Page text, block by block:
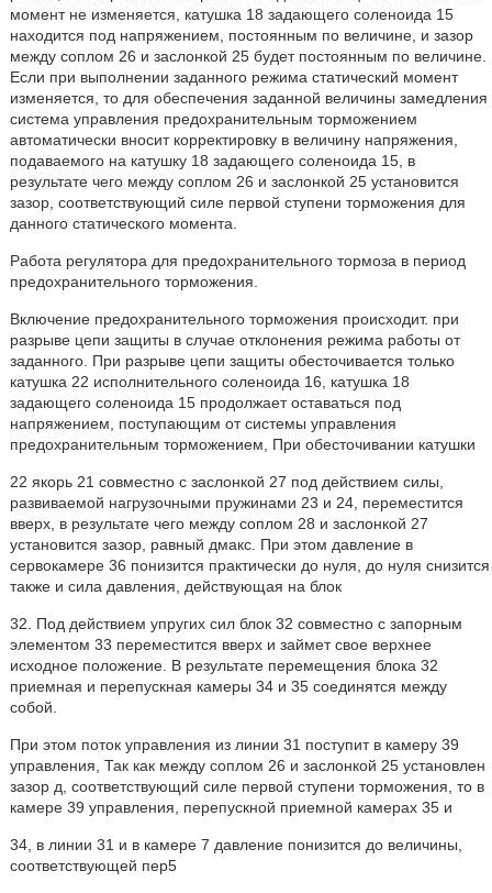
момент не изменяется, катушка 18 задающего соленоида 15
находится под напряжением, постоянным по величине, и зазор
между соплом 26 и заслонкой 25 будет постоянным по величине.
Если при выполнении заданного режима статический момент
изменяется, то для обеспечения заданной величины замедления
система управления предохранительным торможением
автоматически вносит корректировку в величину напряжения,
подаваемого на катушку 18 задающего соленоида 15, в
результате чего между соплом 26 и заслонкой 25 установится
зазор, соответствующий силе первой ступени торможения для
данного статического момента.
Работа регулятора для предохранительного тормоза в период
предохранительного торможения.
Включение предохранительного торможения происходит. при
разрыве цепи защиты в случае отклонения режима работы от
заданного. При разрыве цепи защиты обесточивается только
катушка 22 исполнительного соленоида 16, катушка 18
задающего соленоида 15 продолжает оставаться под
напряжением, поступающим от системы управления
предохранительным торможением, При обесточивании катушки
22 якорь 21 совместно с заслонкой 27 под действием силы,
развиваемой нагрузочными пружинами 23 и 24, переместится
вверх, в результате чего между соплом 28 и заслонкой 27
установится зазор, равный дмакс. При этом давление в
сервокамере 36 понизится практически до нуля, до нуля снизится
также и сила давления, действующая на блок
32. Под действием упругих сил блок 32 совместно с запорным
элементом 33 переместится вверх и займет свое верхнее
исходное положение. В результате перемещения блока 32
приемная и перепускная камеры 34 и 35 соединятся между
собой.
При этом поток управления из линии 31 поступит в камеру 39
управления, Так как между соплом 26 и заслонкой 25 установлен
зазор д, соответствующий силе первой ступени торможения, то в
камере 39 управления, перепускной приемной камерах 35 и
34, в линии 31 и в камере 7 давление понизится до величины,
соответствующей пер5